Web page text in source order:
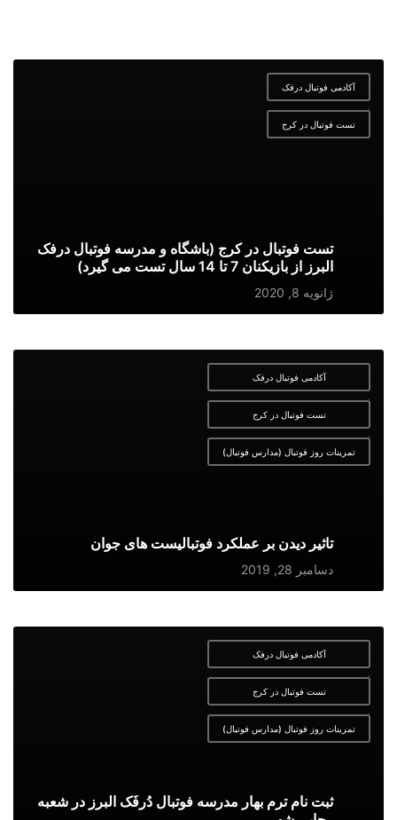
آکادمی فوتبال درفک
,
تست فوتبال در کرج
تست فوتبال در کرج (باشگاه و مدرسه فوتبال درفک
البرز از بازیکنان 7 تا 14 سال تست می گیرد)
ژانویه 8, 2020
آکادمی فوتبال درفک
تست فوتبال در کرج
تمرینات روز فوتبال (مدارس فوتبال)
تاثیر دیدن بر عملکرد فوتبالیست های جوان
دسامبر 28, 2019
آکادمی فوتبال درفک
تست فوتبال در کرج
تمرینات روز فوتبال (مدارس فوتبال)
ثبت نام ترم بهار مدرسه فوتبال دُرفَک البرز در شعبه